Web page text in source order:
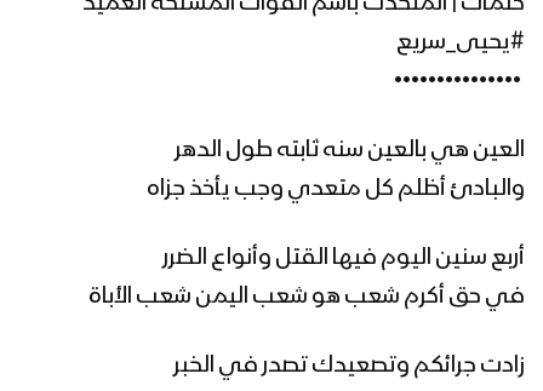
زامل رُبى جيزان | عيسى الليث – 1441هـ
زامل أبطال القطيف | عيسى الليث –
#يحيى_سريع
‏ •••••••••••••••
العين هي بالعين سنه ثابته طول الدهر
والبادئ أظلم كل متعدي وجب يأخذ جزاه
أربع سنين اليوم فيها القتل وأنواع الضرر
في حق أكرم شعب هو شعب اليمن شعب الأباة
زادت جرائكم وتصعيدك تصدر في الخبر